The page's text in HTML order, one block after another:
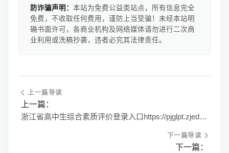
防诈骗声明： 本站为免费公益类站点，所有信息完全
免费，不收取任何费用，谨防上当受骗！未经本站明
确书面许可，各商业机构及网络媒体请勿进行二次商
业利用或洗稿抄袭，违者必究其法律责任。
上一篇导读
上一篇：
浙江省高中生综合素质评价登录入口https://pjglpt.zjedu.gov.cn/zxspjxt.action
下一篇导读
下一篇：